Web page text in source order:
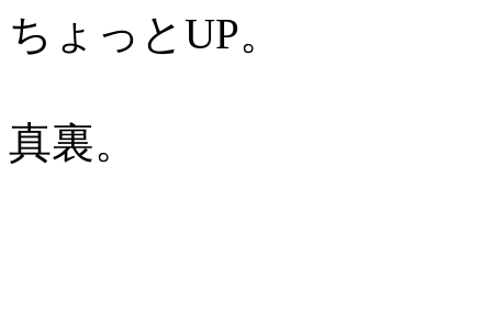
ちょっとUP。
真裏。